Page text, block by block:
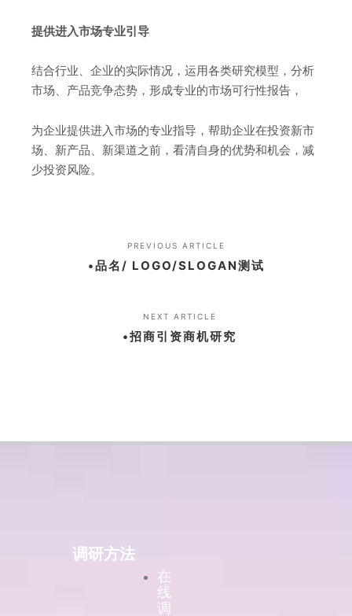
提供进入市场专业引导
结合行业、企业的实际情况，运用各类研究模型，分析
市场、产品竞争态势，形成专业的市场可行性报告，
为企业提供进入市场的专业指导，帮助企业在投资新市
场、新产品、新渠道之前，看清自身的优势和机会，减
少投资风险。
PREVIOUS ARTICLE
•品名/ LOGO/SLOGAN测试
NEXT ARTICLE
•招商引资商机研究
调研方法
在
线
调